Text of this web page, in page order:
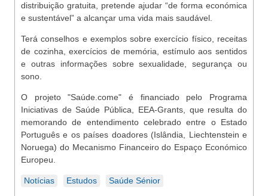
distribuição gratuita, pretende ajudar “de forma económica
e sustentável” a alcançar uma vida mais saudável.
Terá conselhos e exemplos sobre exercício físico, receitas
de cozinha, exercícios de memória, estímulo aos sentidos
e outras informações sobre sexualidade, segurança ou
sono.
O projeto "Saúde.come" é financiado pelo Programa
Iniciativas de Saúde Pública, EEA-Grants, que resulta do
memorando de entendimento celebrado entre o Estado
Português e os países doadores (Islândia, Liechtenstein e
Noruega) do Mecanismo Financeiro do Espaço Económico
Europeu.
Notícias Estudos Saúde Sénior